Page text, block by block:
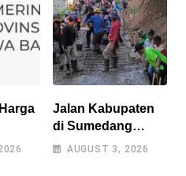
Jalan Kabupaten
di Sumedang
Diperbaiki Secara
AUGUST 3, 2026